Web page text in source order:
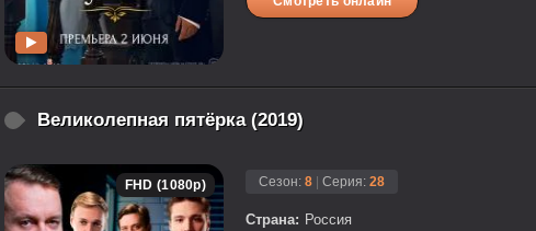
Великолепная пятёрка (2019)
FHD (1080p) Сезон: 8 Серия: 28
Страна: Россия